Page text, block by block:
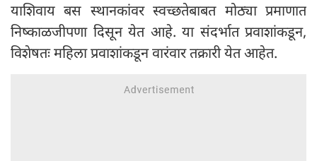
याशिवाय बस स्थानकांवर स्वच्छतेबाबत मोठ्या प्रमाणात
निष्काळजीपणा दिसून येत आहे. या संदर्भात प्रवाशांकडून,
विशेषतः महिला प्रवाशांकडून वारंवार तक्रारी येत आहेत.